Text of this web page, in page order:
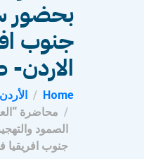
بحضور
جنوب
Home الأردن
محاضرة
الصمود
جنوب افريقيا